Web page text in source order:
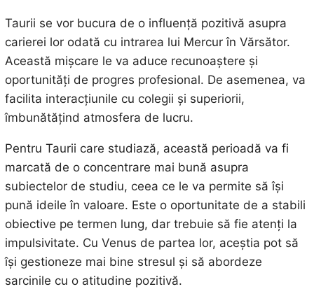
Taurii se vor bucura de o influență pozitivă asupra
carierei lor odată cu intrarea lui Mercur în Vărsător.
Această mișcare le va aduce recunoaștere și
oportunități de progres profesional. De asemenea, va
facilita interacțiunile cu colegii și superiorii,
îmbunătățind atmosfera de lucru.
Pentru Taurii care studiază, această perioadă va fi
marcată de o concentrare mai bună asupra
subiectelor de studiu, ceea ce le va permite să își
pună ideile în valoare. Este o oportunitate de a stabili
obiective pe termen lung, dar trebuie să fie atenți la
impulsivitate. Cu Venus de partea lor, aceștia pot să
își gestioneze mai bine stresul și să abordeze
sarcinile cu o atitudine pozitivă.